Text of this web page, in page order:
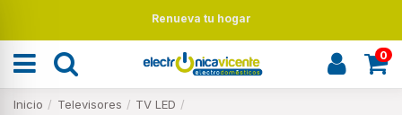
Renueva tu hogar
0
Inicio Televisores TV LED